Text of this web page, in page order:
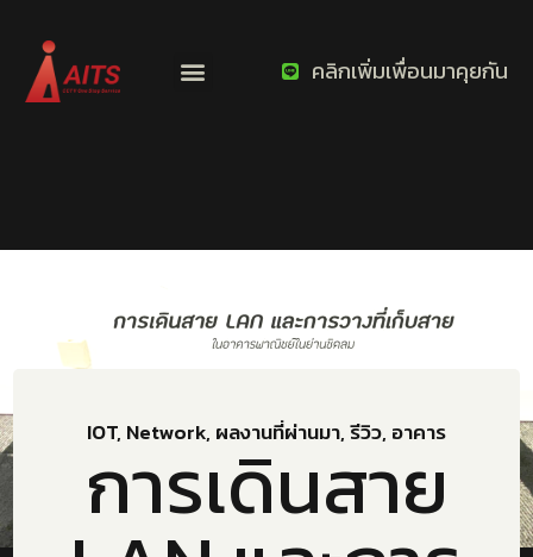
คลิกเพิ่มเพื่อนมาคุยกัน
IOT, Network, ผลงานที่ผ่านมา,รีวิว, อาคาร
การเดินสาย